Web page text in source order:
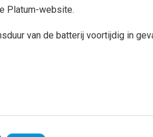
Platum-website.
van de batterij voortijdig in